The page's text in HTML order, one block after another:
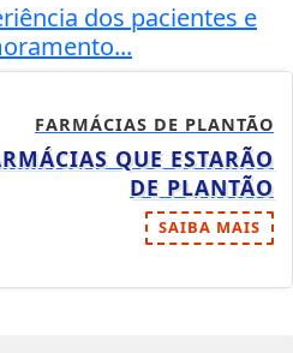
dos pacientes e
FARMÁCIAS DE PLANTÃO
QUE ESTARÃO
DE PLANTÃO
SAIBA MAIS